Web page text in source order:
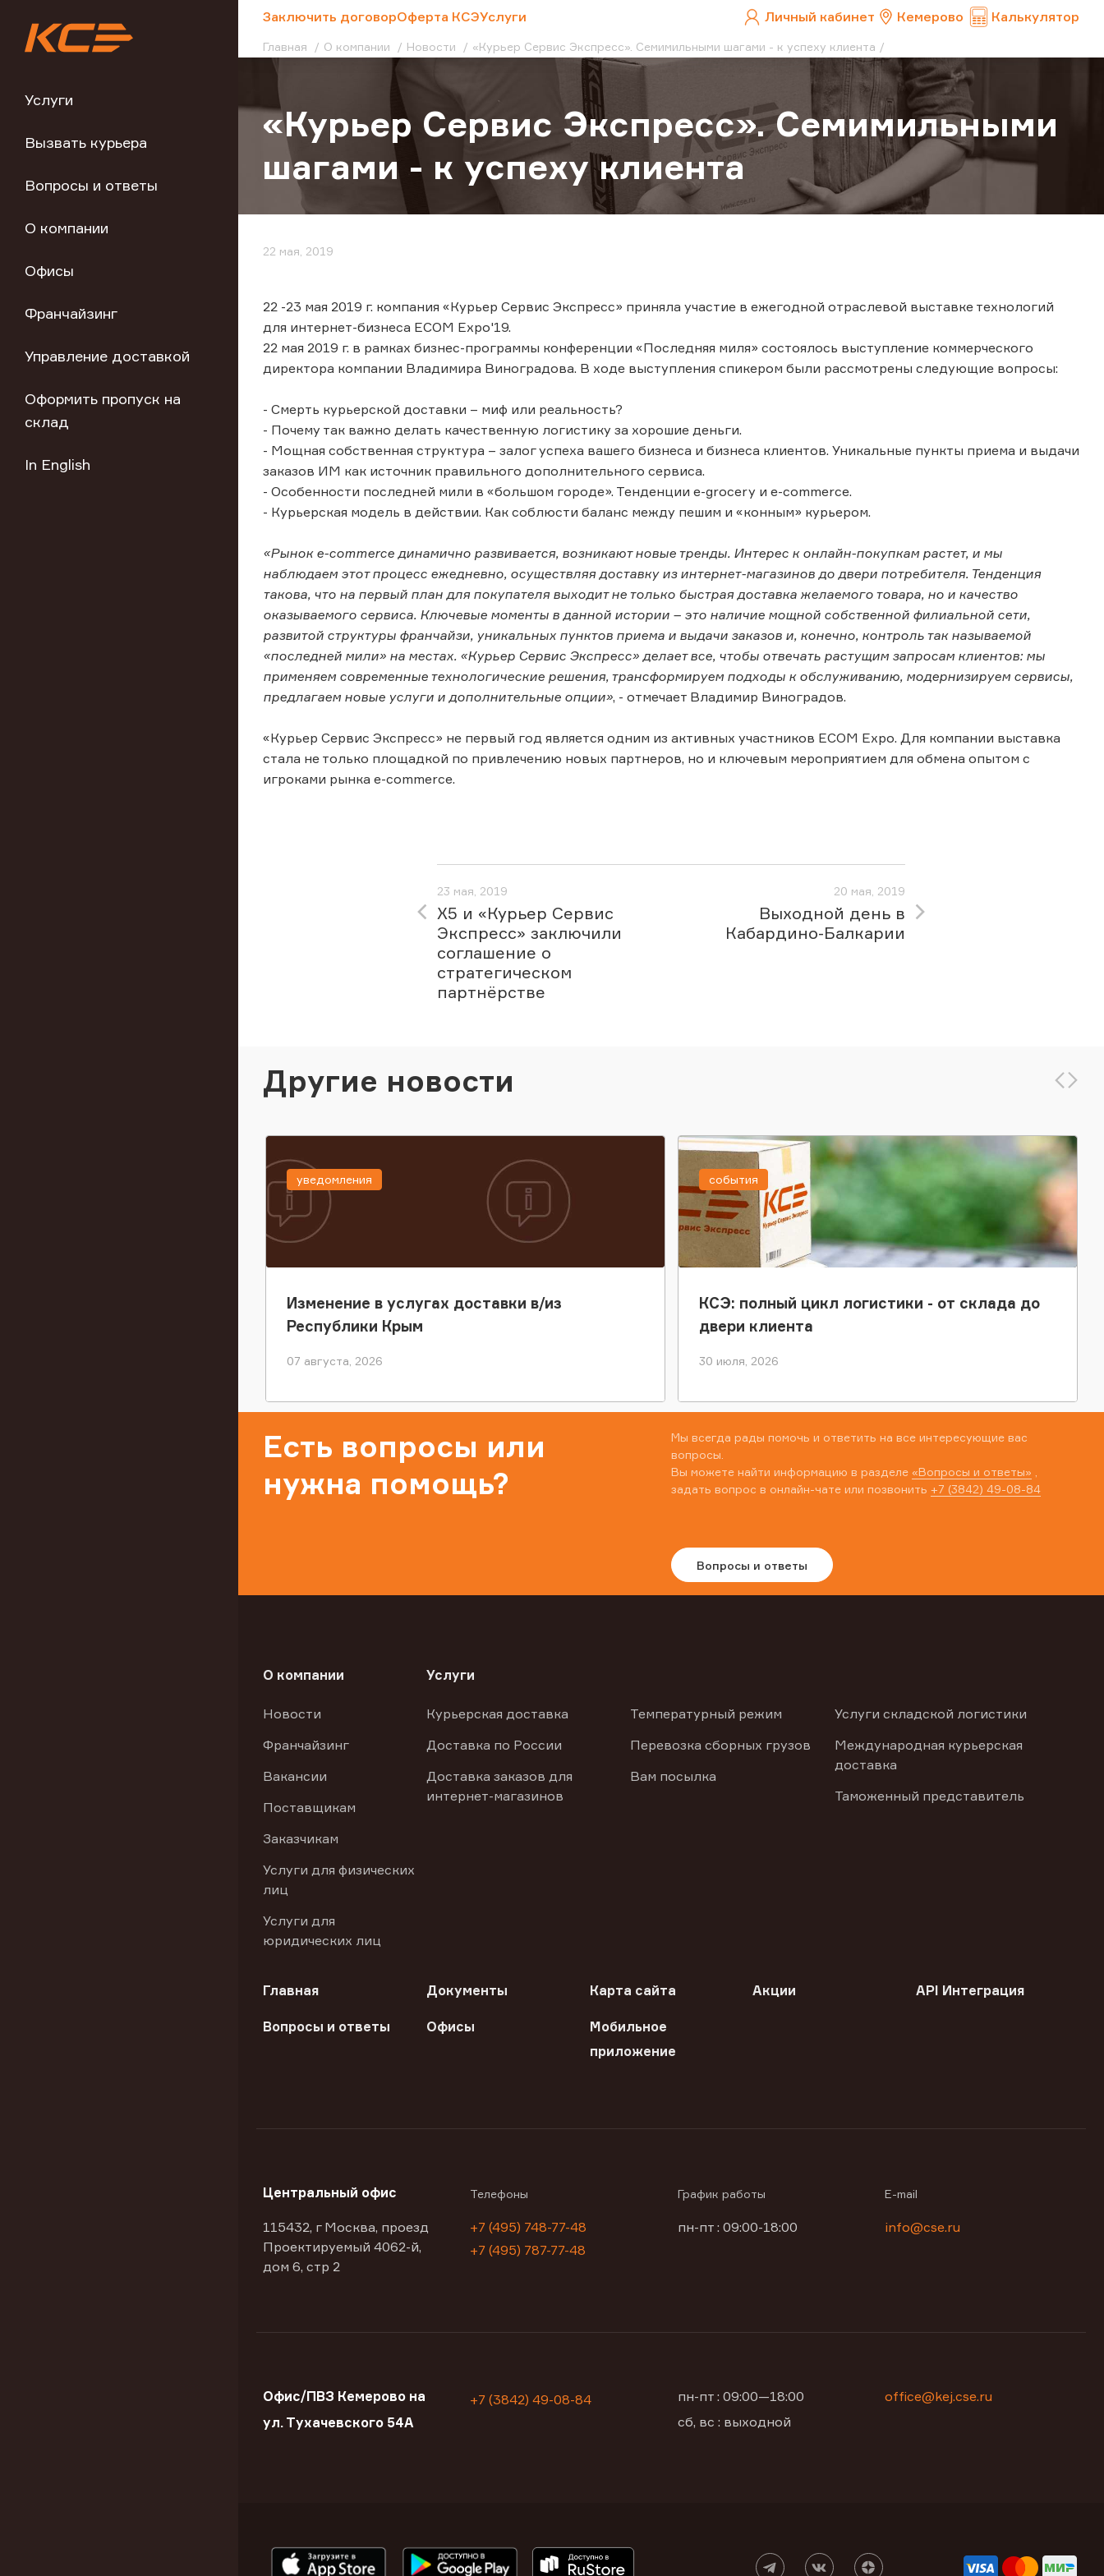
Услуги
Вызвать курьера
Вопросы и ответы
О компании
Офисы
Франчайзинг
Управление доставкой
Оформить пропуск на
склад
In English
Заключить договорОферта КСЭУслуги Личный кабинет Кемерово Калькулятор
Главная О компании Новости «Курьер Сервис Экспресс». Семимильными шагами - к успеху клиента
«Курьер Сервис Экспресс». Семимильными
шагами - к успеху клиента
22 мая, 2019
22 -23 мая 2019 г. компания «Курьер Сервис Экспресс» приняла участие в ежегодной отраслевой выставке технологий
для интернет-бизнеса ECOM Expo'19.
22 мая 2019 г. в рамках бизнес-программы конференции «Последняя миля» состоялось выступление коммерческого
директора компании Владимира Виноградова. В ходе выступления спикером были рассмотрены следующие вопросы:
- Смерть курьерской доставки – миф или реальность?
- Почему так важно делать качественную логистику за хорошие деньги.
- Мощная собственная структура – залог успеха вашего бизнеса и бизнеса клиентов. Уникальные пункты приема и выдачи
заказов ИМ как источник правильного дополнительного сервиса.
- Особенности последней мили в «большом городе». Тенденции e-grocery и e-commerce.
- Курьерская модель в действии. Как соблюсти баланс между пешим и «конным» курьером.
«Рынок e-commerce динамично развивается, возникают новые тренды. Интерес к онлайн-покупкам растет, и мы
наблюдаем этот процесс ежедневно, осуществляя доставку из интернет-магазинов до двери потребителя. Тенденция
такова, что на первый план для покупателя выходит не только быстрая доставка желаемого товара, но и качество
оказываемого сервиса. Ключевые моменты в данной истории – это наличие мощной собственной филиальной сети,
развитой структуры франчайзи, уникальных пунктов приема и выдачи заказов и, конечно, контроль так называемой
«последней мили» на местах. «Курьер Сервис Экспресс» делает все, чтобы отвечать растущим запросам клиентов: мы
применяем современные технологические решения, трансформируем подходы к обслуживанию, модернизируем сервисы,
предлагаем новые услуги и дополнительные опции», - отмечает Владимир Виноградов.
«Курьер Сервис Экспресс» не первый год является одним из активных участников ECOM Expo. Для компании выставка
стала не только площадкой по привлечению новых партнеров, но и ключевым мероприятием для обмена опытом с
игроками рынка e-commerce.
23 мая, 2019
X5 и «Курьер Сервис
Экспресс» заключили
соглашение о
стратегическом
партнёрстве
20 мая, 2019
Выходной день в
Кабардино-Балкарии
Другие новости
Изменение в услугах доставки в/из
Республики Крым
07 августа, 2026
уведомления
КСЭ: полный цикл логистики - от склада до
двери клиента
30 июля, 2026
события
Есть вопросы или
нужна помощь?
Мы всегда рады помочь и ответить на все интересующие вас
вопросы.
Вы можете найти информацию в разделе «Вопросы и ответы»
задать вопрос в онлайн-чате или позвонить +7 (3842) 49-08-84
Вопросы и ответы
О компании
Новости
Франчайзинг
Вакансии
Поставщикам
Заказчикам
Услуги для физических
лиц
Услуги для
юридических лиц
Услуги
Курьерская доставка
Доставка по России
Доставка заказов для
интернет-магазинов
Температурный режим
Перевозка сборных грузов
Вам посылка
Услуги складской логистики
Международная курьерская
доставка
Таможенный представитель
Главная Документы Карта сайта Акции API Интеграция
Вопросы и ответы Офисы
Мобильное
приложение
Центральный офис
115432, г Москва, проезд
Проектируемый 4062-й,
дом 6, стр 2
Телефоны
+7 (495) 748-77-48
+7 (495) 787-77-48
График работы
пн-пт : 09:00-18:00
E-mail
info@cse.ru
Офис/ПВЗ Кемерово на
ул. Тухачевского 54А
+7 (3842) 49-08-84
пн-пт : 09:00—18:00
сб, вс : выходной
office@kej.cse.ru